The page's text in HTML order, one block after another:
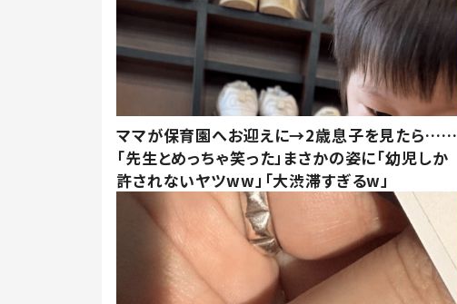
ママが保育園へお迎えに→2歳息子を見たら……
「先生とめっちゃ笑った」まさかの姿に「幼児しか
許されないヤツww」「大渋滞すぎるw」